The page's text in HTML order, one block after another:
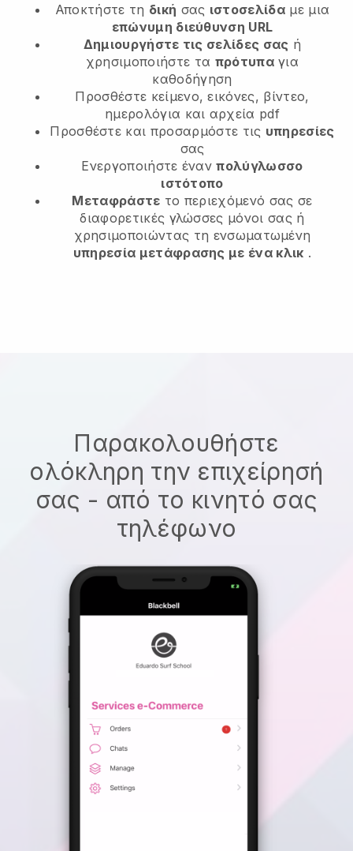
Αποκτήστε τη δική σας ιστοσελίδα με μια
επώνυμη διεύθυνση URL
Δημιουργήστε τις σελίδες σας ή
χρησιμοποιήστε τα πρότυπαγια
καθοδήγηση
Προσθέστε κείμενο, εικόνες, βίντεο,
ημερολόγια και αρχεία pdf
Προσθέστε και προσαρμόστε τις υπηρεσίες
σας
Ενεργοποιήστε ένανπολύγλωσσο
ιστότοπο
Μεταφράστε το περιεχόμενό σας σε
διαφορετικές γλώσσες μόνοι σας ή
χρησιμοποιώντας τη ενσωματωμένη
υπηρεσία μετάφρασης με ένα κλικ .
Παρακολουθήστε
ολόκληρη την επιχείρησή
σας - από το κινητό σας
τηλέφωνο